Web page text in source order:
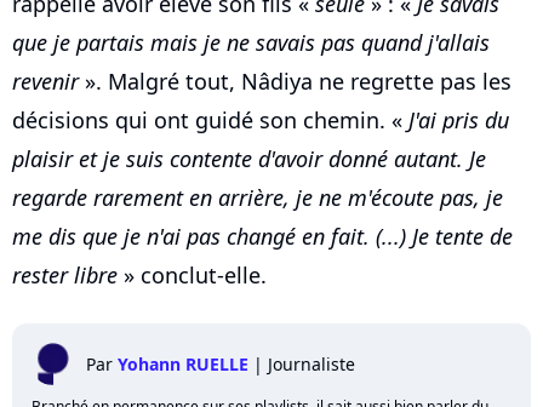
que je partais mais je ne savais pas quand j'allais
revenir». Malgré tout, Nâdiya ne regrette pas les
décisions qui ont guidé son chemin. « J'ai pris du
plaisir et je suis contente d'avoir donné autant. Je
regarde rarement en arrière, je ne m'écoute pas, je
me dis que je n'ai pas changé en fait. (...) Je tente de
rester libre » conclut-elle.
Par Yohann RUELLE | Journaliste